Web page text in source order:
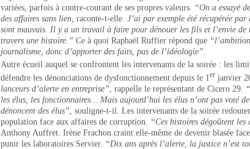
variées, parfois à contre-courant de ses propres valeurs. “On a essayé
des affaires sans lien, raconte-t-elle. J’ai par exemple été récupérée
sont mauvais. Il y a un travail à faire pour dénouer les fils et l’envie de
travers une histoire.” Ce à quoi Raphaël Ruffier répond que
journalisme, donc d’apporter des faits, pas de l’idéologie”.
Autre écueil auquel se confrontent les intervenants de la soirée : les
défendre les dénonciations de dysfonctionnement depuis le 1 er janvier
lanceurs d’alerte en entreprise” , rappelle le représentant de Cicero 29.
les élus, les fonctionnaires… Mais aujourd’hui les élus n’ont pas voté
dénoncent des élus” , souligne-t-il. Les intervenants de la soirée
population face aux affaires de corruption.
“Ces histoires dégoûtent
Anthony Auffret. Irène Frachon craint elle-même de devenir blasée
punir les laboratoires Servier. “Dix ans après l’alerte, la justice n’est